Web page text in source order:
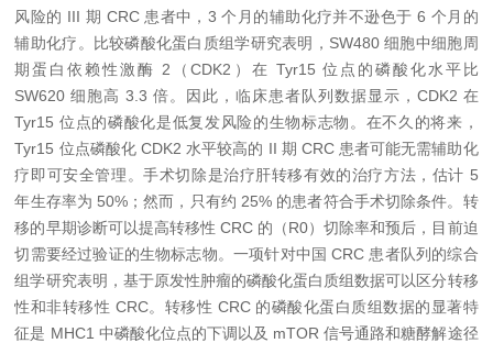
风险的 III 期 CRC 患者中，3 个月的辅助化疗并不逊色于 6 个月的
辅助化疗。比较磷酸化蛋白质组学研究表明，SW480 细胞中细胞周
期蛋白依赖性激酶 2（CDK2）在 Tyr15 位点的磷酸化水平比
SW620 细胞高 3.3 倍。因此，临床患者队列数据显示，CDK2 在
Tyr15 位点的磷酸化是低复发风险的生物标志物。在不久的将来，
Tyr15 位点磷酸化 CDK2 水平较高的 II 期 CRC 患者可能无需辅助化
疗即可安全管理。手术切除是治疗肝转移有效的治疗方法，估计 5
年生存率为 50%；然而，只有约 25% 的患者符合手术切除条件。转
移的早期诊断可以提高转移性 CRC 的（R0）切除率和预后，目前迫
切需要经过验证的生物标志物。一项针对中国 CRC 患者队列的综合
组学研究表明，基于原发性肿瘤的磷酸化蛋白质组数据可以区分转移
性和非转移性 CRC。转移性 CRC 的磷酸化蛋白质组数据的显著特
征是 MHC1 中磷酸化位点的下调以及 mTOR 信号通路和糖酵解途径